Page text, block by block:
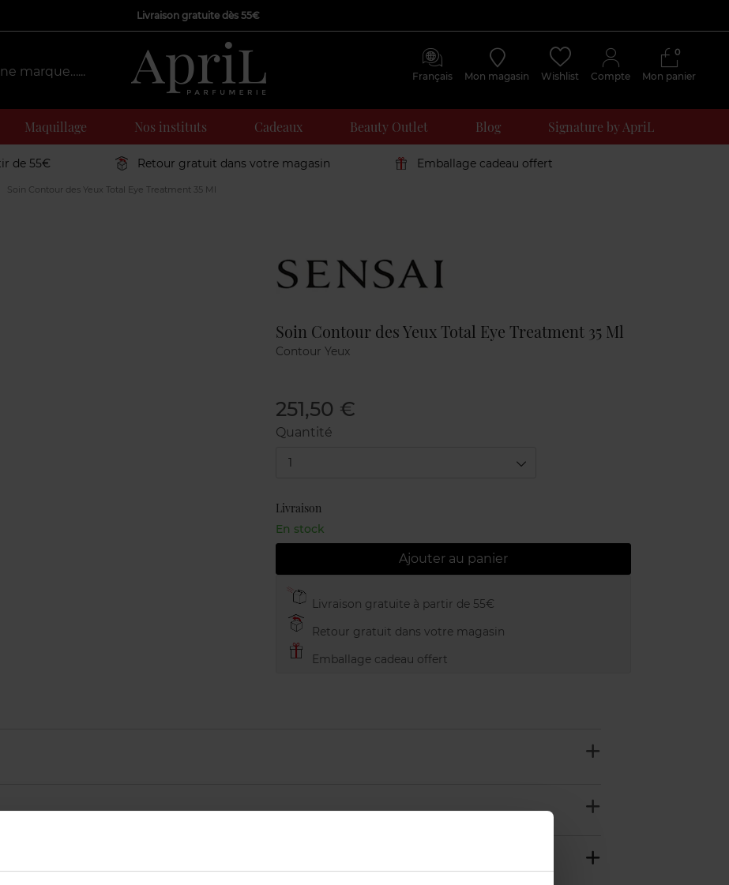
Livraison gratuite dès 55€
Français Mon magasin Wishlist Compte Mon panier
0
Maquillage Nos instituts Cadeaux Beauty Outlet Blog Signature by ApriL
de 55€ Retour gratuit dans votre magasin Emballage cadeau offert
Soin Contour des Yeux Total Eye Treatment 35 Ml
Soin Contour des Yeux Total Eye Treatment 35 Ml
Contour Yeux
251,50 €
Quantité
1
Livraison
En stock
Ajouter au panier
Livraison gratuite à partir de 55€
Retour gratuit dans votre magasin
Emballage cadeau offert